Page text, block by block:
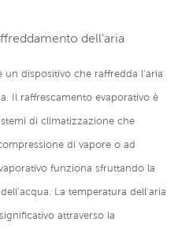
dell'aria
un dispositivo che raffredda l'aria
Il raffrescamento evaporativo è
di climatizzazione che
di vapore o ad
funziona sfruttando la
La temperatura dell'aria
attraverso la